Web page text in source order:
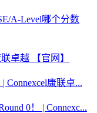
A-Level哪个分数
卓越 【官网】
Connexcel康联卓...
0！ | Connexc...